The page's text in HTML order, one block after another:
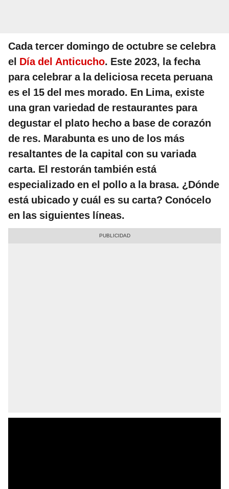
Cada tercer domingo de octubre se celebra
el Día del Anticucho. Este 2023, la fecha
para celebrar a la deliciosa receta peruana
es el 15 del mes morado. En Lima, existe
una gran variedad de restaurantes para
degustar el plato hecho a base de corazón
de res. Marabunta es uno de los más
resaltantes de la capital con su variada
carta. El restorán también está
especializado en el pollo a la brasa. ¿Dónde
está ubicado y cuál es su carta? Conócelo
en las siguientes líneas.